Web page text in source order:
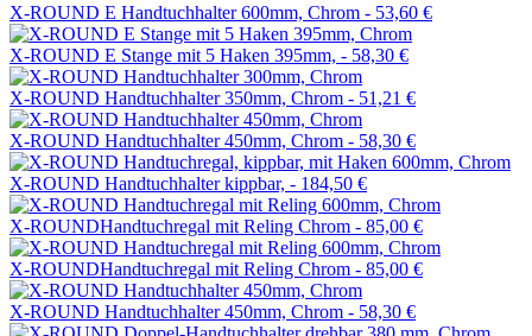
X-ROUND E Handtuchhalter 600mm, Chrom - 53,60 €
X-ROUND E Stange mit 5 Haken 395mm, - 58,30 €
X-ROUND Handtuchhalter 350mm, Chrom - 51,21 €
X-ROUND Handtuchhalter 450mm, Chrom - 58,30 €
X-ROUND Handtuchhalter kippbar, - 184,50 €
X-ROUNDHandtuchregal mit Reling Chrom - 85,00 €
X-ROUNDHandtuchregal mit Reling Chrom - 85,00 €
X-ROUND Handtuchhalter 450mm, Chrom - 58,30 €